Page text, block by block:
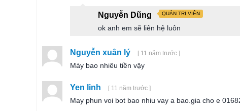
Nguyễn Dũng QUẢN TRỊ VIÊN
ok anh em sẽ liên hệ luôn
Nguyễn xuân lý [ 11 năm trước ]
Máy bao nhiêu tiền vậy
Yen linh [ 11 năm trước ]
May phun voi bot bao nhiu vay a bao.gia cho e